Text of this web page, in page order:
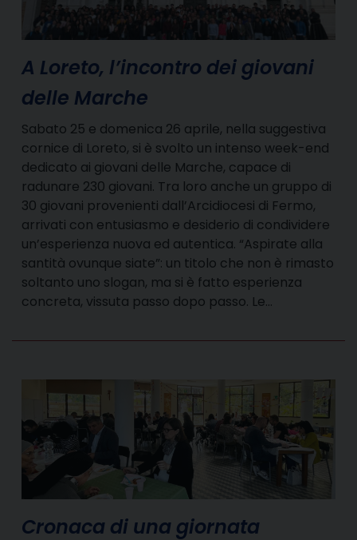
A Loreto, l’incontro dei giovani
delle Marche
Sabato 25 e domenica 26 aprile, nella suggestiva
cornice di Loreto, si è svolto un intenso week-end
dedicato ai giovani delle Marche, capace di
radunare 230 giovani. Tra loro anche un gruppo di
30 giovani provenienti dall’Arcidiocesi di Fermo,
arrivati con entusiasmo e desiderio di condividere
un’esperienza nuova ed autentica. “Aspirate alla
santità ovunque siate”: un titolo che non è rimasto
soltanto uno slogan, ma si è fatto esperienza
concreta, vissuta passo dopo passo. Le…
Cronaca di una giornata